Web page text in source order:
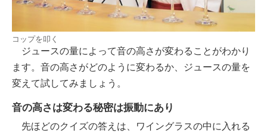
コップを叩く
ジュースの量によって音の高さが変わることがわかり
ます。音の高さがどのように変わるか、ジュースの量を
変えて試してみましょう。
音の高さは変わる秘密は振動にあり
先ほどのクイズの答えは、ワイングラスの中に入れる